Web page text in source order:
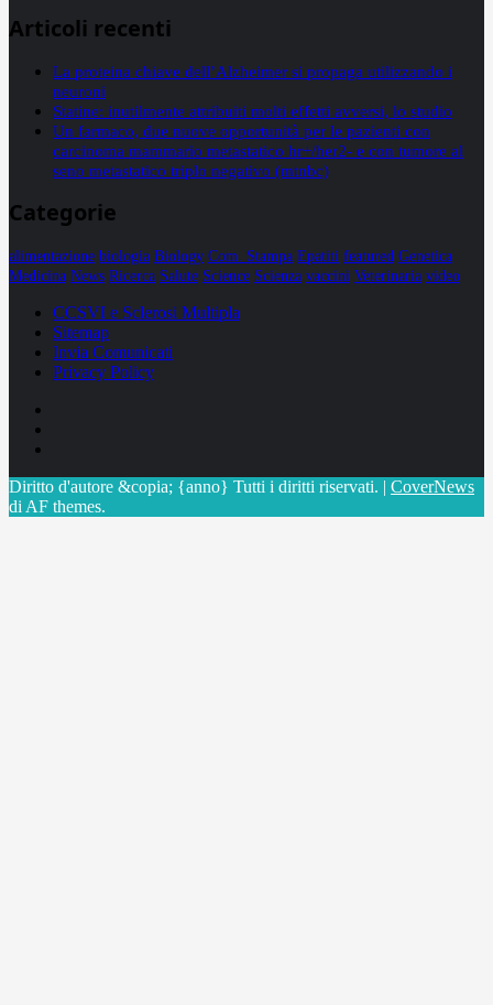
Articoli recenti
La proteina chiave dell’Alzheimer si propaga utilizzando i
neuroni
Statine: inutilmente attribuiti molti effetti avversi, lo studio
Un farmaco, due nuove opportunità per le pazienti con
carcinoma mammario metastatico hr+/her2- e con tumore al
seno metastatico triplo negativo (mtnbc)
Categorie
alimentazione biologia Biology Com. Stampa Epatiti featured Genetica
Medicina News Ricerca Salute Science Scienza vaccini Veterinaria video
CCSVI e Sclerosi Multipla
Sitemap
Invia Comunicati
Privacy Policy
Diritto d'autore &copia; {anno} Tutti i diritti riservati. | CoverNews
di AF themes.